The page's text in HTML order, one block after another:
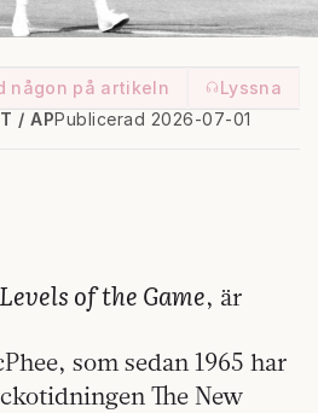
någon på artikeln
Lyssna
Publicerad 2026-07-01
/ AP
Levels of the Game, är
som sedan 1965 har
The New